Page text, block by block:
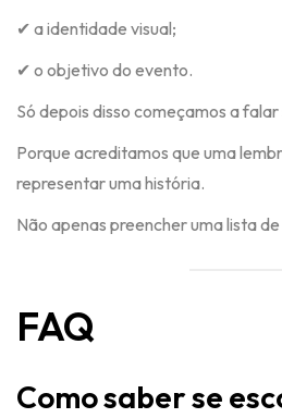
✔ a identidade visual;
✔ o objetivo do evento.
Só depois disso começamos a
Porque acreditamos que uma
representar uma história.
Não apenas preencher uma lista
FAQ
Como saber se